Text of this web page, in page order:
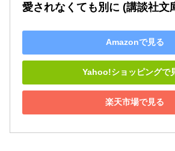
愛されなくても別に (講談社文
Amazonで見る
Yahoo!ショッピングで
楽天市場で見る